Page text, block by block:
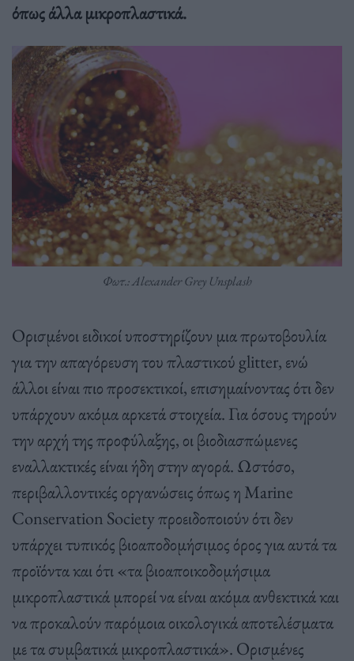
όπως άλλα μικροπλαστικά.
Φωτ.: Alexander Grey Unsplash
Ορισμένοι ειδικοί υποστηρίζουν μια πρωτοβουλία
για την απαγόρευση του πλαστικού glitter, ενώ
άλλοι είναι πιο προσεκτικοί, επισημαίνοντας ότι δεν
υπάρχουν ακόμα αρκετά στοιχεία. Για όσους τηρούν
την αρχή της προφύλαξης, οι βιοδιασπώμενες
εναλλακτικές είναι ήδη στην αγορά. Ωστόσο,
περιβαλλοντικές οργανώσεις όπως η Marine
Conservation Society προειδοποιούν ότι δεν
υπάρχει τυπικός βιοαποδομήσιμος όρος για αυτά τα
προϊόντα και ότι «τα βιοαποικοδομήσιμα
μικροπλαστικά μπορεί να είναι ακόμα ανθεκτικά και
να προκαλούν παρόμοια οικολογικά αποτελέσματα
με τα συμβατικά μικροπλαστικά». Ορισμένες